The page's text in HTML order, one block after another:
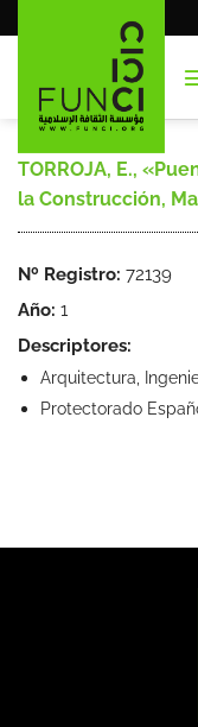
al
TORROJA, E.,
la Construcción,
Nº Registro: 72139
Año: 1
Descriptores:
Arquitectura,
Protectorado